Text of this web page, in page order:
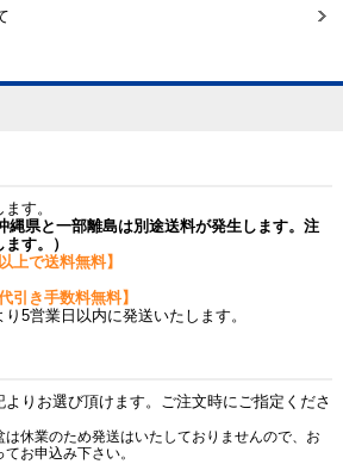
す。
県と一部離島は別途送料が発生します。注
す。）
上で送料無料】
引き手数料無料】
5営業日以内に発送いたします。
りお選び頂けます。ご注文時にご指定くださ
休業のため発送はいたしておりませんので、お
お申込み下さい。